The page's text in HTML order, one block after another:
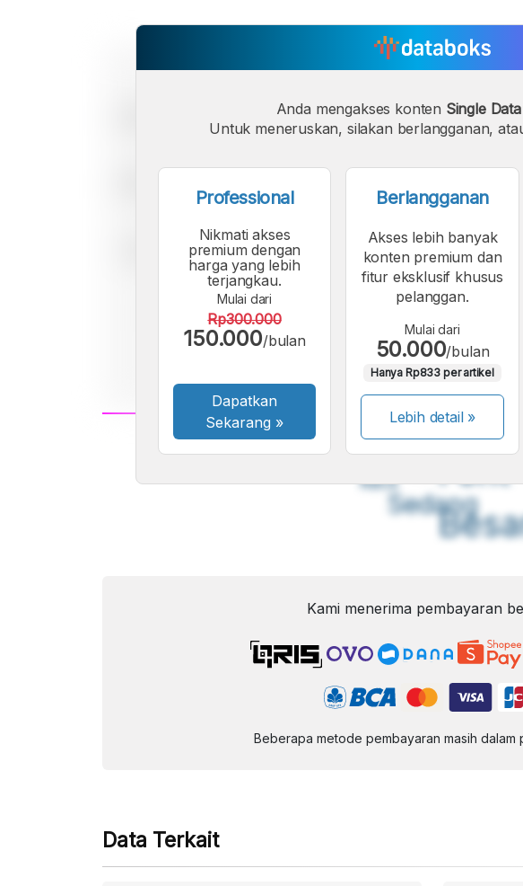
A
Font
Kecil
A
Sedang
A
Anda mengakses konten Single
Untuk meneruskan, silakan berlangganan,
Professional
Nikmati akses
premium dengan
harga yang lebih
terjangkau.
Mulai dari
Rp300.000
150.000/bulan
Dapatkan
Sekarang »
Berlangganan
Akses lebih banyak
konten premium dan
fitur eksklusif khusus
pelanggan.
Mulai dari
50.000/bulan
Hanya Rp833 per artikel
Lebih detail »
Kami menerima pembayaran
Beberapa metode pembayaran masih dalam
Data Terkait